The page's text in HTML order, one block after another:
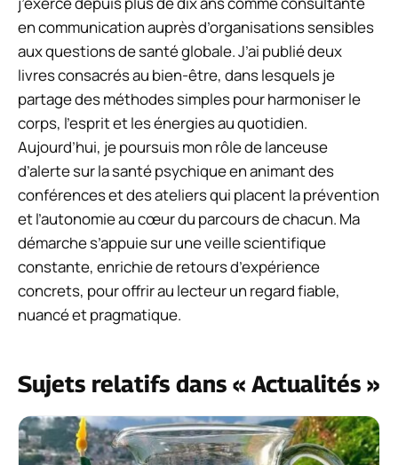
en communication auprès d’organisations sensibles
aux questions de santé globale. J’ai publié deux
livres consacrés au bien-être, dans lesquels je
partage des méthodes simples pour harmoniser le
corps, l’esprit et les énergies au quotidien.
Aujourd’hui, je poursuis mon rôle de lanceuse
d’alerte sur la santé psychique en animant des
conférences et des ateliers qui placent la prévention
et l’autonomie au cœur du parcours de chacun. Ma
démarche s’appuie sur une veille scientifique
constante, enrichie de retours d’expérience
concrets, pour offrir au lecteur un regard fiable,
nuancé et pragmatique.
Sujets relatifs dans « Actualités »